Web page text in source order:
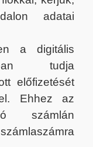
adatai
a digitális
tudja
előfizetését
Ehhez az
számlán